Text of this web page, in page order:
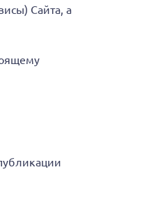
Сайта, а